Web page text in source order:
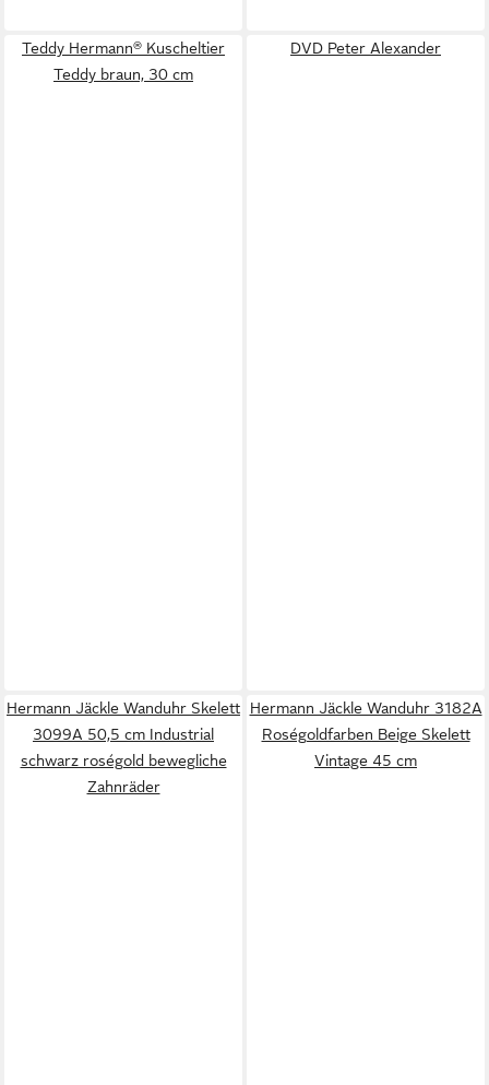
Teddy Hermann® Kuscheltier
Teddy braun, 30 cm
DVD Peter Alexander
Hermann Jäckle Wanduhr Skelett
3099A 50,5 cm Industrial
schwarz roségold bewegliche
Zahnräder
Hermann Jäckle Wanduhr 3182A
Roségoldfarben Beige Skelett
Vintage 45 cm